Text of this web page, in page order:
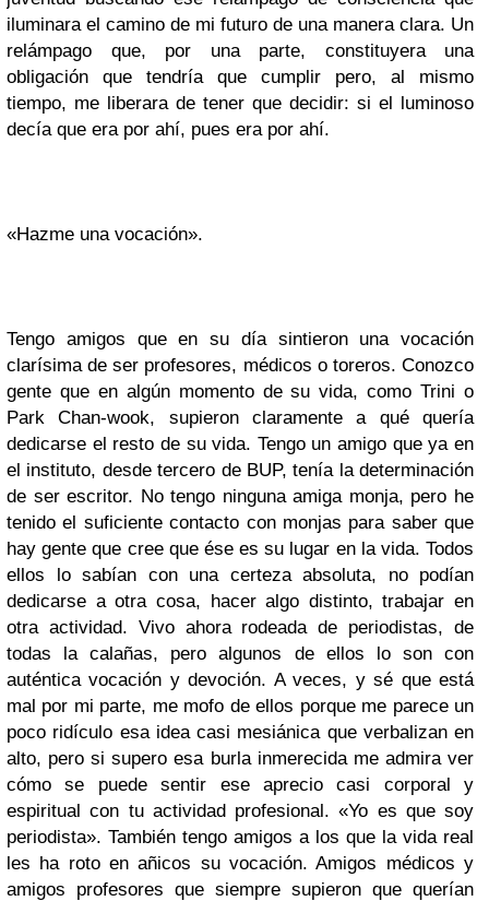
iluminara el camino de mi futuro de una manera clara. Un
relámpago que, por una parte, constituyera una
obligación que tendría que cumplir pero, al mismo
tiempo, me liberara de tener que decidir: si el luminoso
decía que era por ahí, pues era por ahí.
«Hazme una vocación».
Tengo amigos que en su día sintieron una vocación
clarísima de ser profesores, médicos o toreros. Conozco
gente que en algún momento de su vida, como Trini o
Park Chan-wook, supieron claramente a qué quería
dedicarse el resto de su vida. Tengo un amigo que ya en
el instituto, desde tercero de BUP, tenía la determinación
de ser escritor. No tengo ninguna amiga monja, pero he
tenido el suficiente contacto con monjas para saber que
hay gente que cree que ése es su lugar en la vida. Todos
ellos lo sabían con una certeza absoluta, no podían
dedicarse a otra cosa, hacer algo distinto, trabajar en
otra actividad. Vivo ahora rodeada de periodistas, de
todas la calañas, pero algunos de ellos lo son con
auténtica vocación y devoción. A veces, y sé que está
mal por mi parte, me mofo de ellos porque me parece un
poco ridículo esa idea casi mesiánica que verbalizan en
alto, pero si supero esa burla inmerecida me admira ver
cómo se puede sentir ese aprecio casi corporal y
espiritual con tu actividad profesional. «Yo es que soy
periodista». También tengo amigos a los que la vida real
les ha roto en añicos su vocación. Amigos médicos y
amigos profesores que siempre supieron que querían